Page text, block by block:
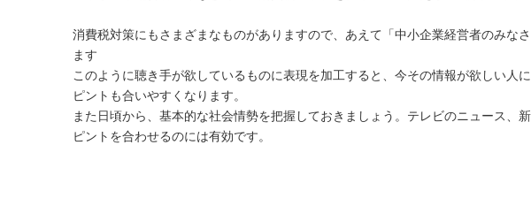
消費税対策にもさまざまなものがありますので、あえて「中小企業経営者のみな
ます
このように聴き手が欲しているものに表現を加工すると、今その情報が欲しい
ピントも合いやすくなります。
また日頃から、基本的な社会情勢を把握しておきましょう。テレビのニュース
ピントを合わせるのには有効です。